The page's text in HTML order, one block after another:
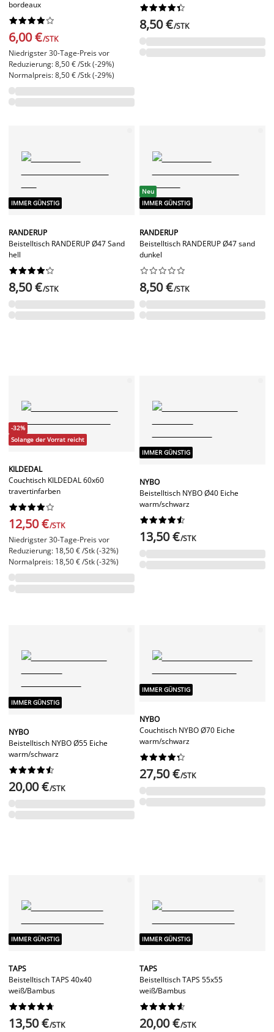
bordeaux






6,00 €/STK
Niedrigster 30-Tage-Preis vor
Reduzierung: 8,50 € /Stk (-29%)
Normalpreis: 8,50 € /Stk (-29%)






8,50 €/STK
IMMER GÜNSTIG
RANDERUP
Beistelltisch RANDERUP Ø47 Sand
hell






8,50 €/STK
Neu
IMMER GÜNSTIG
RANDERUP
Beistelltisch RANDERUP Ø47 sand
dunkel






8,50 €/STK
-32%
Solange der Vorrat reicht
KILDEDAL
Couchtisch KILDEDAL 60x60
travertinfarben






12,50 €/STK
Niedrigster 30-Tage-Preis vor
Reduzierung: 18,50 € /Stk (-32%)
Normalpreis: 18,50 € /Stk (-32%)
IMMER GÜNSTIG
NYBO
Beistelltisch NYBO Ø40 Eiche
warm/schwarz






13,50 €/STK
IMMER GÜNSTIG
NYBO
Beistelltisch NYBO Ø55 Eiche
warm/schwarz






20,00 €/STK
IMMER GÜNSTIG
NYBO
Couchtisch NYBO Ø70 Eiche
warm/schwarz






27,50 €/STK
IMMER GÜNSTIG
TAPS
Beistelltisch TAPS 40x40
weiß/Bambus






13,50 €/STK
IMMER GÜNSTIG
TAPS
Beistelltisch TAPS 55x55
weiß/Bambus






20,00 €/STK